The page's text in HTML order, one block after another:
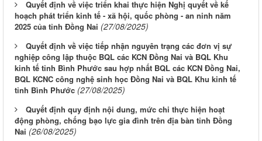
Quyết định về việc triển khai thực hiện Nghị quyết về kế
hoạch phát triển kinh tế - xã hội, quốc phòng - an ninh năm
2025 của tỉnh Đồng Nai (27/08/2025)
Quyết định về việc tiếp nhận nguyên trạng các đơn vị sự
nghiệp công lập thuộc BQL các KCN Đồng Nai và BQL Khu
kinh tế tỉnh Bình Phước sau hợp nhất BQL các KCN Đồng Nai,
BQL KCNC công nghệ sinh học Đồng Nai và BQL Khu kinh tế
tỉnh Bình Phước (27/08/2025)
Quyết định quy định nội dung, mức chi thực hiện hoạt
động phòng, chống bạo lực gia đình trên địa bàn tỉnh Đồng
Nai (26/08/2025)